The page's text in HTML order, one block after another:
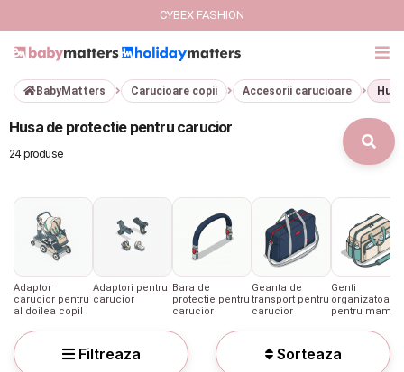
GIFT CARD
Branduri
CARUCIOARE COPII
CYBEX FASHION
BabyMatters Carucioare copii Accesorii carucioare
Husa de protectie pentru carucior
24 produse
Adaptor
carucior pentru
al doilea copil
Adaptori pentru
carucior
Bara de
protectie pentru
carucior
Geanta de
transport pentru
carucior
Genti
organizatoare
pentru mamici
Filtreaza Sorteaza